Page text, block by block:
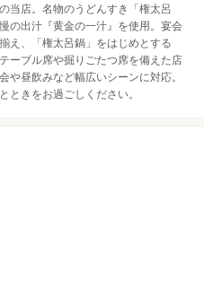
当店。名物のうどんすき「権太呂
の出汁『黄金の一汁』を使用。宴会
え、「権太呂鍋」をはじめとする
ーブル席や掘りごたつ席を備えた店
や昼飲みなど幅広いシーンに対応。
ときをお過ごしください。